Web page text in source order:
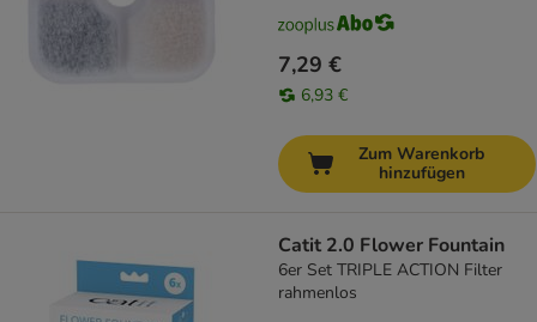
7,29 €
6,93 €
Zum Warenkorb
hinzufügen
Catit 2.0 Flower Fountain
6er Set TRIPLE ACTION Filter
rahmenlos